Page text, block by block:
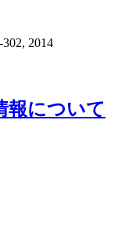
2014
報について